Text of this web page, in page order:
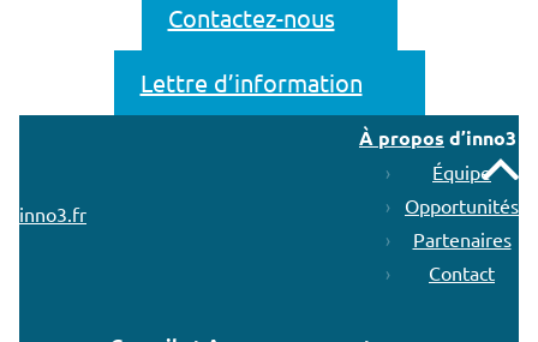
Contactez-nous
Lettre d’information
inno3.fr
À propos d’inno3
Équipe
Opportunités
Partenaires
Contact
Remonter